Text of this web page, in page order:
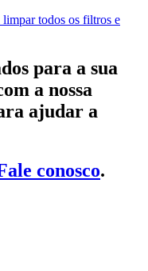
todos os filtros e
para a sua
a nossa
ajudar a
conosco.